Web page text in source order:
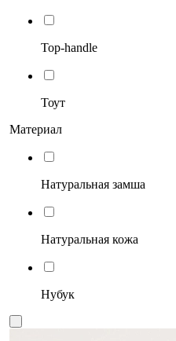
Top-handle
Тоут
Материал
Натуральная замша
Натуральная кожа
Нубук